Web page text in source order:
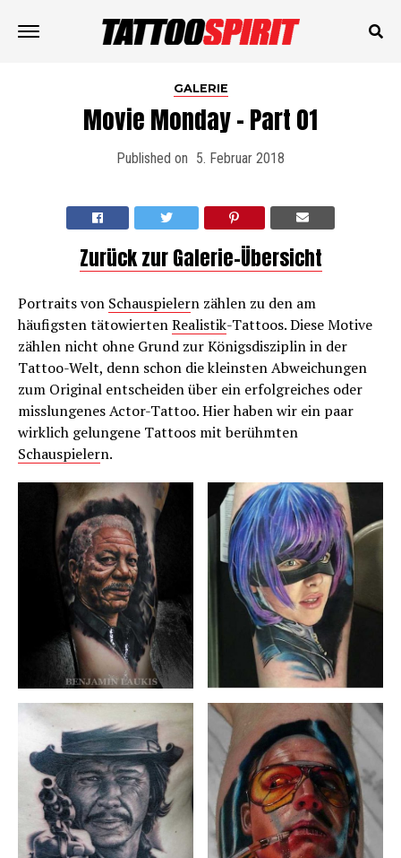
GALERIE
Movie Monday – Part 01
Published on 5. Februar 2018
Zurück zur Galerie-Übersicht
Portraits von Schauspielern zählen zu den am
häufigsten tätowiertenRealistik-Tattoos. Diese Motive
zählen nicht ohne Grund zur Königsdisziplin in der
Tattoo-Welt, denn schon die kleinsten Abweichungen
zum Original entscheiden über ein erfolgreiches oder
misslungenes Actor-Tattoo. Hier haben wir ein paar
wirklich gelungene Tattoos mit berühmten
Schauspielern.